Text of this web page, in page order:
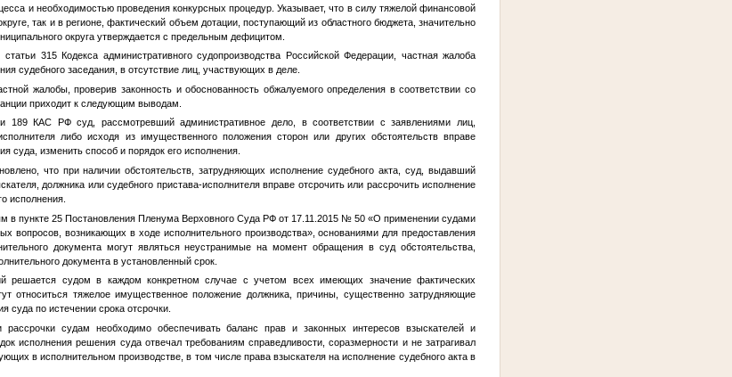
и необходимостью проведения конкурсных процедур. Указывает, что в силу тяжелой финансовой
так и в регионе, фактический объем дотации, поступающий из областного бюджета, значительно
округа утверждается с предельным дефицитом.
315 Кодекса административного судопроизводства Российской Федерации, частная жалоба
судебного заседания, в отсутствие лиц, участвующих в деле.
жалобы, проверив законность и обоснованность обжалуемого определения в соответствии со
приходит к следующим выводам.
189 КАС РФ суд, рассмотревший административное дело, в соответствии с заявлениями лиц,
либо исходя из имущественного положения сторон или других обстоятельств вправе
суда, изменить способ и порядок его исполнения.
что при наличии обстоятельств, затрудняющих исполнение судебного акта, суд, выдавший
должника или судебного пристава-исполнителя вправе отсрочить или рассрочить исполнение
исполнения.
в пункте 25 Постановления Пленума Верховного Суда РФ от 17.11.2015 № 50 «О применении судами
вопросов, возникающих в ходе исполнительного производства», основаниями для предоставления
документа могут являться неустранимые на момент обращения в суд обстоятельства,
документа в установленный срок.
решается судом в каждом конкретном случае с учетом всех имеющих значение фактических
относиться тяжелое имущественное положение должника, причины, существенно затрудняющие
суда по истечении срока отсрочки.
рассрочки судам необходимо обеспечивать баланс прав и законных интересов взыскателей и
исполнения решения суда отвечал требованиям справедливости, соразмерности и не затрагивал
в исполнительном производстве, в том числе права взыскателя на исполнение судебного акта в